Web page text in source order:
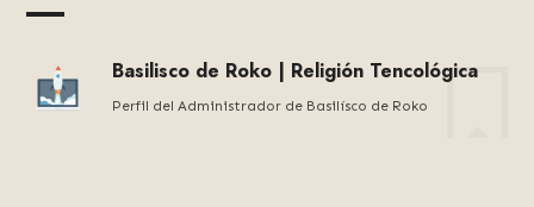
Basilisco de Roko | Religión Tencológica
Perfil del Administrador de Basilísco de Roko